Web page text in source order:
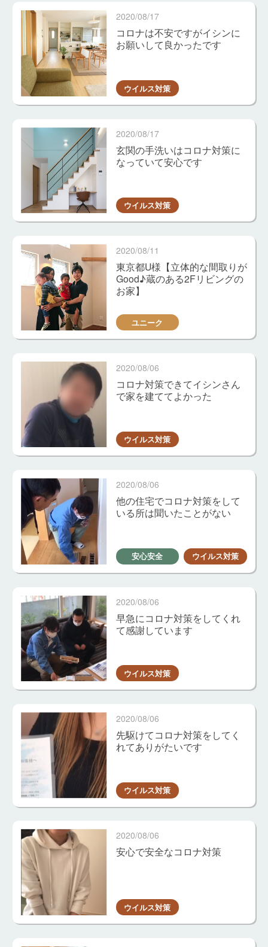
2020/08/17
コロナは不安ですがイシンに
お願いして良かったです
ウイルス対策
2020/08/17
玄関の手洗いはコロナ対策に
なっていて安心です
ウイルス対策
2020/08/11
東京都U様【立体的な間取りが
Good♪蔵のある2Fリビングの
お家】
ユニーク
2020/08/06
コロナ対策できてイシンさん
で家を建ててよかった
ウイルス対策
2020/08/06
他の住宅でコロナ対策をして
いる所は聞いたことがない
安心安全 ウイルス対策
2020/08/06
早急にコロナ対策をしてくれ
て感謝しています
ウイルス対策
2020/08/06
先駆けてコロナ対策をしてく
れてありがたいです
ウイルス対策
2020/08/06
安心で安全なコロナ対策
ウイルス対策